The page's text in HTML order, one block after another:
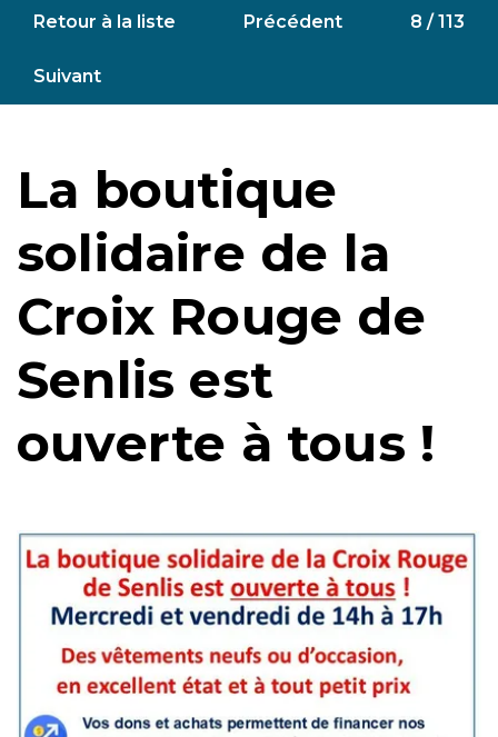
Retour à la liste Précédent 8 / 113
Suivant
La boutique
solidaire de la
Croix Rouge de
Senlis est
ouverte à tous !